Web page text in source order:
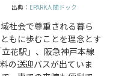
出典： EPARK人間ドック
社会で尊重される暮ら
もに歩むことを理念とす
花駅」、阪急神戸本線
の送迎バスが出ていま